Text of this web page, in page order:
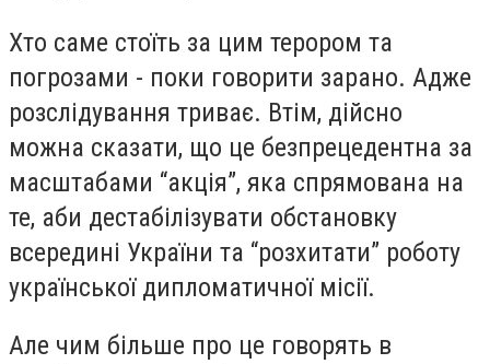
Хто саме стоїть за цим терором та
погрозами - поки говорити зарано. Адже
розслідування триває. Втім, дійсно
можна сказати, що це безпрецедентна за
масштабами “акція”, яка спрямована на
те, аби дестабілізувати обстановку
всередині України та “розхитати” роботу
української дипломатичної місії.
Але чим більше про це говорять в